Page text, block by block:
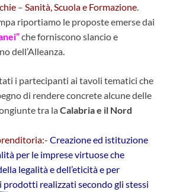
– Sanità, Scuola e Formazione.
riportiamo le proposte emerse dai
che forniscono slancio e
dell’Alleanza.
i partecipanti ai tavoli tematici che
di rendere concrete alcune delle
tra laCalabria e il Nord
Creazione ed istituzione
per le imprese virtuose che
legalità e dell’eticità e per
realizzati secondo gli stessi